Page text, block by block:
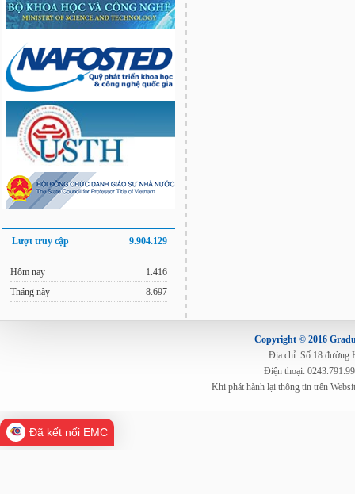
Lượt truy cập 9.904.129
Hôm nay
Tháng này
1.416
8.697
Copyright © 2016
Địa chỉ: Số 18 đường
Điện thoại:
Khi phát hành lại thông tin trên
Đã kết nối EMC